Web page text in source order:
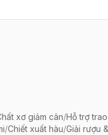
xơ giảm cân/Hỗ trợ
/Chiết xuất hàu/Giải rượu